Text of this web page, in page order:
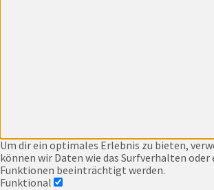
Um dir ein optimales Erlebnis zu bieten,
können wir Daten wie das Surfverhalten
Funktionen beeinträchtigt werden.
Funktional